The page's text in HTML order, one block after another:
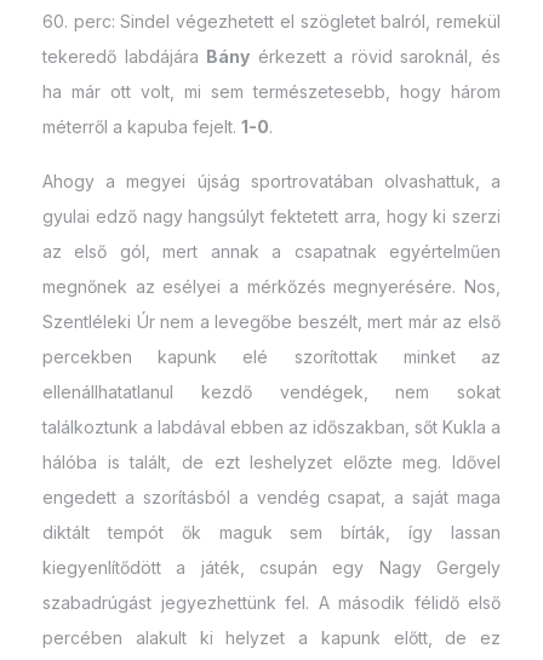
60. perc: Sindel végezhetett el szögletet balról, remekül
tekeredő labdájára Bány érkezett a rövid saroknál, és
ha már ott volt, mi sem természetesebb, hogy három
méterről a kapuba fejelt. 1-0.
Ahogy a megyei újság sportrovatában olvashattuk, a
gyulai edző nagy hangsúlyt fektetett arra, hogy ki szerzi
az első gól, mert annak a csapatnak egyértelműen
megnőnek az esélyei a mérkőzés megnyerésére. Nos,
Szentléleki Úr nem a levegőbe beszélt, mert már az első
percekben kapunk elé szorítottak minket az
ellenállhatatlanul kezdő vendégek, nem sokat
találkoztunk a labdával ebben az időszakban, sőt Kukla a
hálóba is talált, de ezt leshelyzet előzte meg. Idővel
engedett a szorításból a vendég csapat, a saját maga
diktált tempót ők maguk sem bírták, így lassan
kiegyenlítődött a játék, csupán egy Nagy Gergely
szabadrúgást jegyezhettünk fel. A második félidő első
percében alakult ki helyzet a kapunk előtt, de ez